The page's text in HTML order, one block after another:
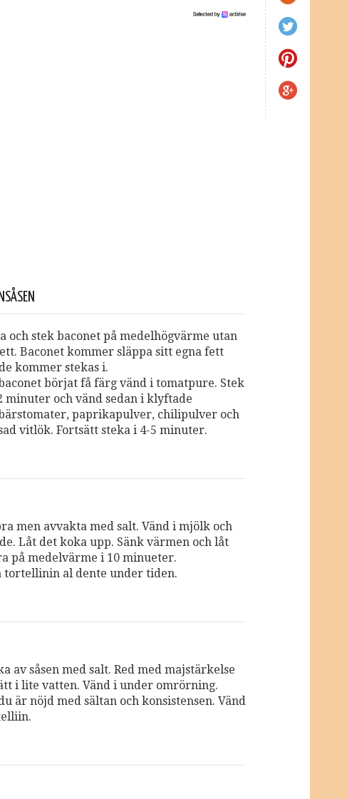
och stek baconet på medelhögvärme utan
Baconet kommer släppa sitt egna fett
kommer stekas i.
börjat få färg vänd i tomatpure. Stek
minuter och vänd sedan i klyftade
paprikapulver, chilipulver och
vitlök. Fortsätt steka i 4-5 minuter.
men avvakta med salt. Vänd i mjölk och
Låt det koka upp. Sänk värmen och låt
på medelvärme i 10 minueter.
tortellinin al dente under tiden.
av såsen med salt. Red med majstärkelse
i lite vatten. Vänd i under omrörning.
är nöjd med sältan och konsistensen. Vänd